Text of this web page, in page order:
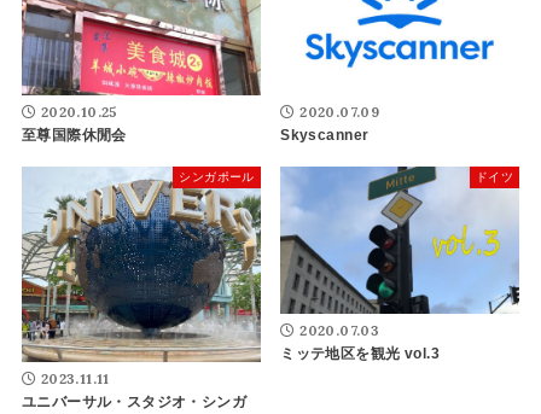
2020.10.25
至尊国際休閒会
2020.07.09
Skyscanner
シンガポール
2023.11.11
ユニバーサル・スタジオ・シンガ
ドイツ
2020.07.03
ミッテ地区を観光 vol.3